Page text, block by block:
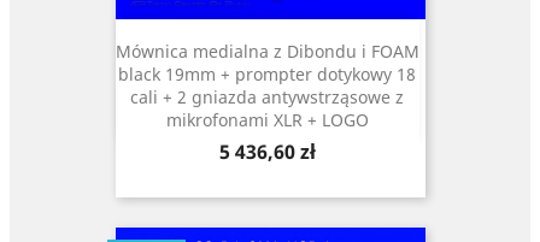
Mównica medialna z Dibondu i FOAM
black 19mm + prompter dotykowy 18
cali + 2 gniazda antywstrząsowe z
mikrofonami XLR + LOGO
Cena
5 436,60 zł